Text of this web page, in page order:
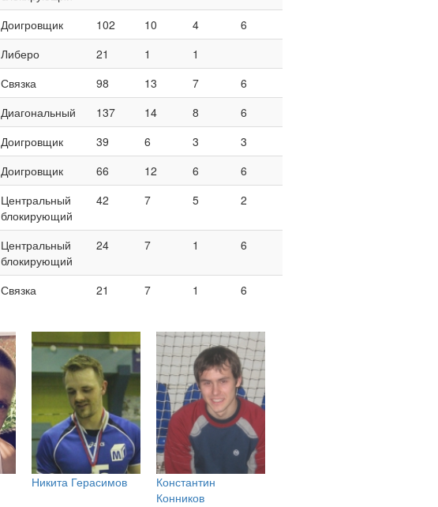
Доигровщик 102 10 4
6
Либеро 21 1
1
Связка 98 13 7
6
Диагональный 137 14 8
6
Доигровщик 39 6 3
3
Доигровщик 66 12 6
6
Центральный
блокирующий
42 7 5 2
Центральный
блокирующий
24 7 1 6
Связка 21 7 1 6
Никита Герасимов
Константин
Конников